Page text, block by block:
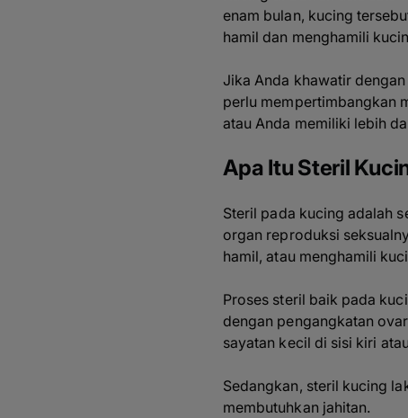
enam bulan, kucing
hamil dan menghamili
Jika Anda khawatir
perlu mempertimbangkan
atau Anda memiliki lebih
Apa Itu Steril
Steril pada kucing adalah
organ reproduksi
hamil, atau menghamili
Proses steril baik pada
dengan pengangkatan
sayatan kecil di sisi kiri
Sedangkan, steril kucing
membutuhkan jahitan.